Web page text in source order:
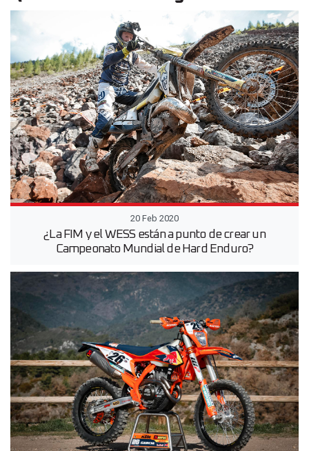
20 Feb 2020
¿La FIM y el WESS están a punto de crear un
Campeonato Mundial de Hard Enduro?